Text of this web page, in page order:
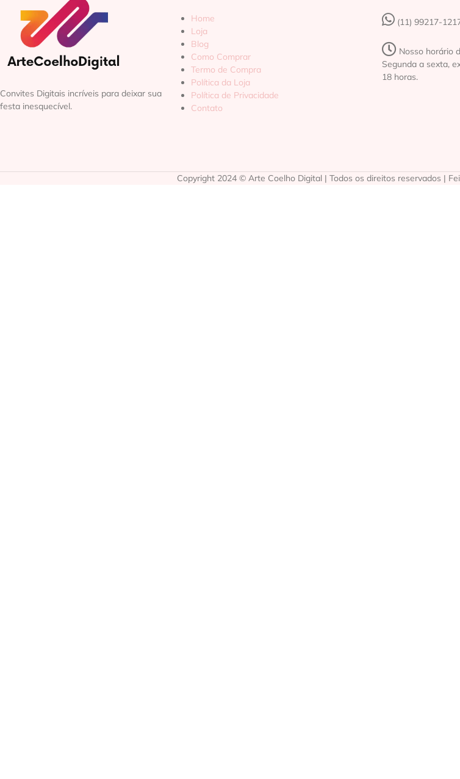
Convites Digitais incríveis para deixar sua
festa inesquecível.
Home
Loja
Blog
Como Comprar
Termo de Compra
Política da Loja
Política de Privacidade
Contato
(11) 99217-
Nosso horário
Segunda a sexta,
18 horas.
Copyright 2024 © Arte Coelho Digital | Todos os direitos reservados |